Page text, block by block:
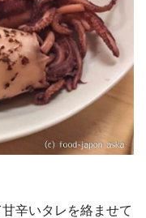
辛いタレを絡ませて